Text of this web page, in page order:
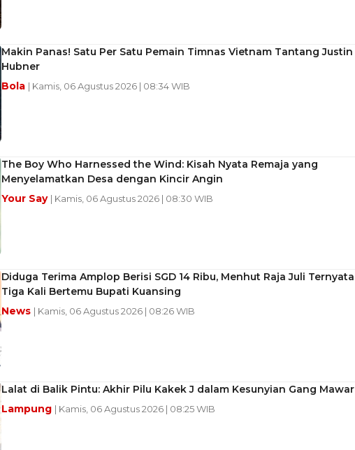
Makin Panas! Satu Per Satu Pemain Timnas Vietnam Tantang Justin
Hubner
Bola | Kamis, 06 Agustus 2026 | 08:34 WIB
The Boy Who Harnessed the Wind: Kisah Nyata Remaja yang
Menyelamatkan Desa dengan Kincir Angin
Your Say | Kamis, 06 Agustus 2026 | 08:30 WIB
Diduga Terima Amplop Berisi SGD 14 Ribu, Menhut Raja Juli Ternyata
Tiga Kali Bertemu Bupati Kuansing
News | Kamis, 06 Agustus 2026 | 08:26 WIB
Lalat di Balik Pintu: Akhir Pilu Kakek J dalam Kesunyian Gang Mawar
Lampung | Kamis, 06 Agustus 2026 | 08:25 WIB